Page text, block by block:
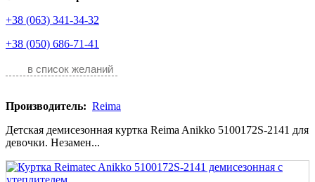
+38 (063) 341-34-32
+38 (050) 686-71-41
в список желаний
Производитель: Reima
Детская демисезонная куртка Reima Anikko 5100172S-2141 для
девочки. Незамен...